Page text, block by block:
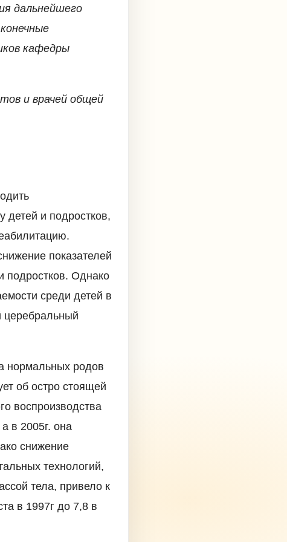
дальнейшего
кафедры
и врачей общей
детей и подростков,
показателей
подростков. Однако
среди детей в
церебральный
нормальных родов
об остро стоящей
воспроизводства
в 2005г. она
снижение
технологий,
тела, привело к
в 1997г до 7,8 в